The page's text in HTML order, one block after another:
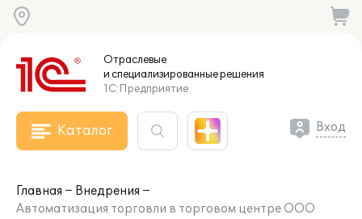
Отраслевые
и специализированныерешения
1С:Предприятие
Каталог Вход
Главная
Внедрения
Автоматизация торговли в торговом центре ООО